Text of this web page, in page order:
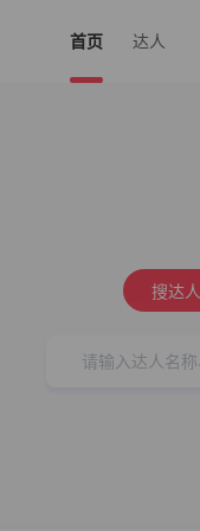
首页 达人
搜达人